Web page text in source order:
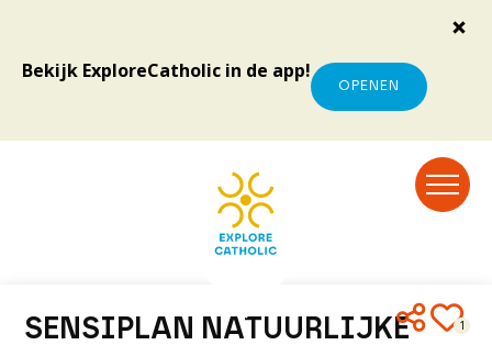
Bekijk ExploreCatholic in de app!
OPENEN
1
SENSIPLAN NATUURLIJKE